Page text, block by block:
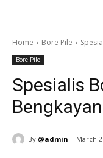
Home Bore Pile
Bore Pile
Spesialis
By @admin March